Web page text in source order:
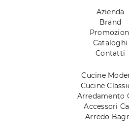
Azienda
Brand
Cataloghi
Contatti
Cucine
Cucine
Arredamento
Accessori
Arredo